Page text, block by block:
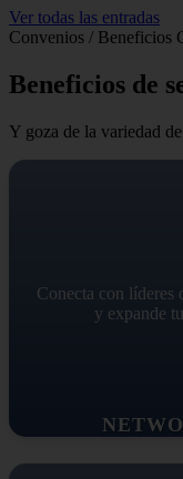
Ver todas las entradas
Convenios / Beneficios
Beneficios de
Y goza de la variedad
Conecta con líderes
y expande